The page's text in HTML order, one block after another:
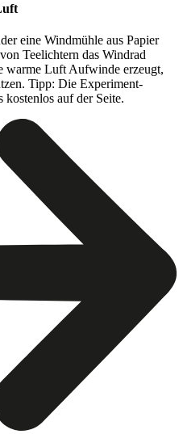
eine Windmühle aus Papier
Teelichtern das Windrad
warme Luft Aufwinde erzeugt,
Tipp: Die Experiment-
auf der Seite.